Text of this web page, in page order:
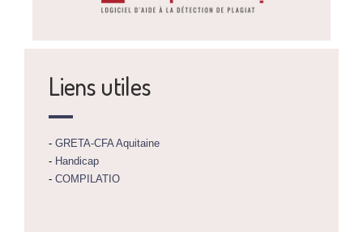
Liens utiles
- GRETA-CFA Aquitaine
- Handicap
- COMPILATIO